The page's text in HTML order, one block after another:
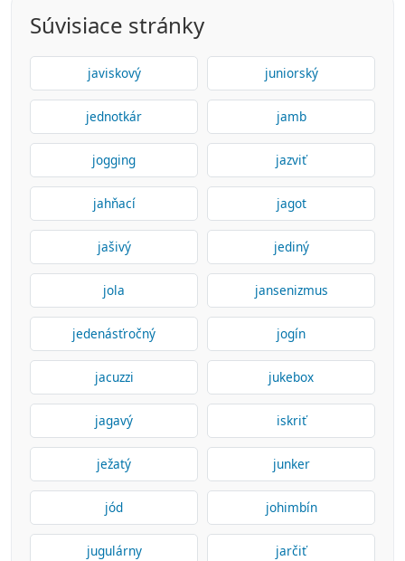
Súvisiace stránky
javiskový juniorský
jednotkár jamb
jogging jazviť
jahňací jagot
jašivý jediný
jola jansenizmus
jedenásťročný jogín
jacuzzi jukebox
jagavý iskriť
ježatý junker
jód johimbín
jugulárny jarčiť